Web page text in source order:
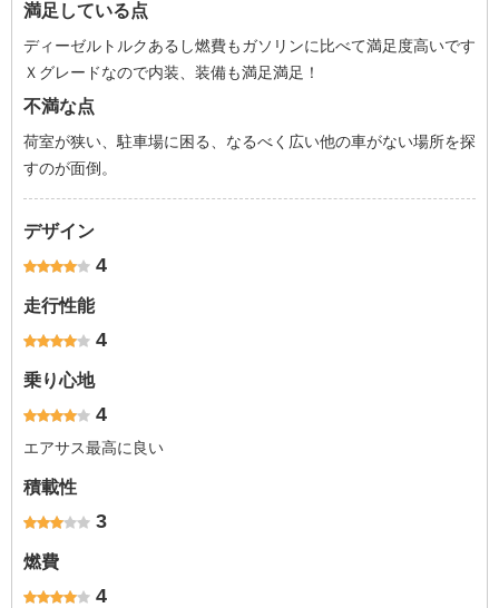
満足している点
ディーゼルトルクあるし燃費もガソリンに比べて満足度高いです
Ｘグレードなので内装、装備も満足満足！
不満な点
荷室が狭い、駐車場に困る、なるべく広い他の車がない場所を探
すのが面倒。
デザイン
4
走行性能
4
乗り心地
4
エアサス最高に良い
積載性
3
燃費
4